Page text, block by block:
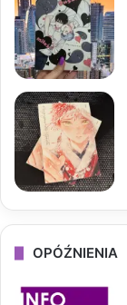
OPÓŹNIENIA